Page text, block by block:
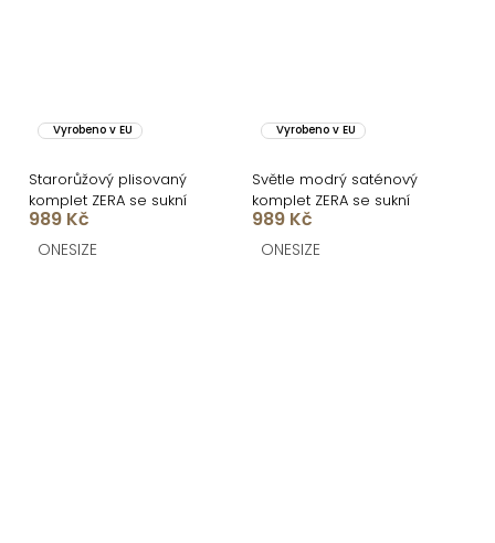
Vyrobeno v EU
Starorůžový plisovaný
komplet ZERA se sukní
989 Kč
ONESIZE
Vyrobeno v EU
Světle modrý saténový
komplet ZERA se sukní
989 Kč
ONESIZE